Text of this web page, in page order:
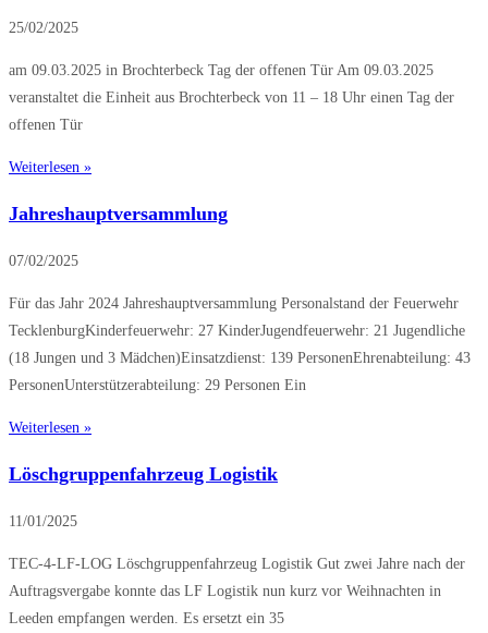
25/02/2025
am 09.03.2025 in Brochterbeck Tag der offenen Tür Am 09.03.2025
veranstaltet die Einheit aus Brochterbeck von 11 – 18 Uhr einen Tag der
offenen Tür
Weiterlesen »
Jahreshauptversammlung
07/02/2025
Für das Jahr 2024 Jahreshauptversammlung Personalstand der Feuerwehr
TecklenburgKinderfeuerwehr: 27 KinderJugendfeuerwehr: 21 Jugendliche
(18 Jungen und 3 Mädchen)Einsatzdienst: 139 PersonenEhrenabteilung: 43
PersonenUnterstützerabteilung: 29 Personen Ein
Weiterlesen »
Löschgruppenfahrzeug Logistik
11/01/2025
TEC-4-LF-LOG Löschgruppenfahrzeug Logistik Gut zwei Jahre nach der
Auftragsvergabe konnte das LF Logistik nun kurz vor Weihnachten in
Leeden empfangen werden. Es ersetzt ein 35